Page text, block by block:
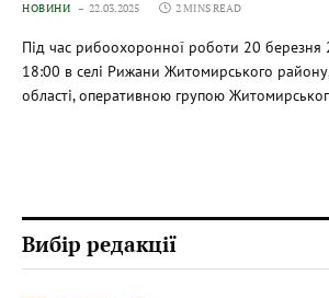
НОВИНИ 22.03.2025 2 MINS READ
Під час рибоохоронної роботи 20 березня
18:00 в селі Рижани Житомирського
області, оперативною групою
Вибір редакції